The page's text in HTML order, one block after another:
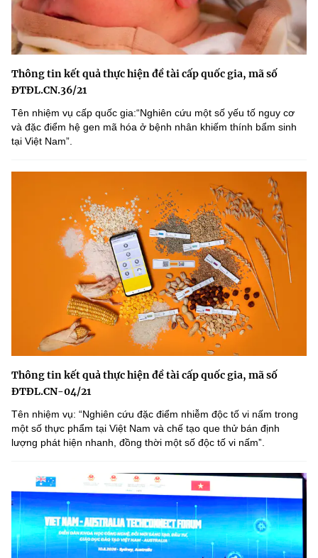
Thông tin kết quả thực hiện đề tài cấp quốc gia, mã số
ĐTĐL.CN.36/21
Tên nhiệm vụ cấp quốc gia:“Nghiên cứu một số yếu tố nguy cơ
và đặc điểm hệ gen mã hóa ở bệnh nhân khiếm thính bẩm sinh
tại Việt Nam”.
Thông tin kết quả thực hiện đề tài cấp quốc gia, mã số
ĐTĐL.CN-04/21
Tên nhiệm vụ: “Nghiên cứu đặc điểm nhiễm độc tố vi nấm trong
một số thực phẩm tại Việt Nam và chế tạo que thử bán định
lượng phát hiện nhanh, đồng thời một số độc tố vi nấmˮ.